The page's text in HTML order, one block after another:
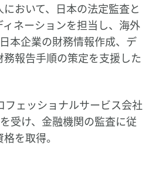
おいて、日本の法定監査と
ネーションを担当し、海外
本企業の財務情報作成、デ
報告手順の策定を支援した
ェッショナルサービス会社
受け、金融機関の監査に従
を取得。